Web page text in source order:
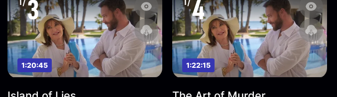
3
1:20:45
4
1:22:15